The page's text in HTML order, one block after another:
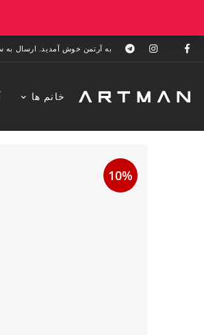
به آرتمن خوش آمدید. ارسال به سراسر ایران. 7 روز فرصت تست در
خانم ها
10%